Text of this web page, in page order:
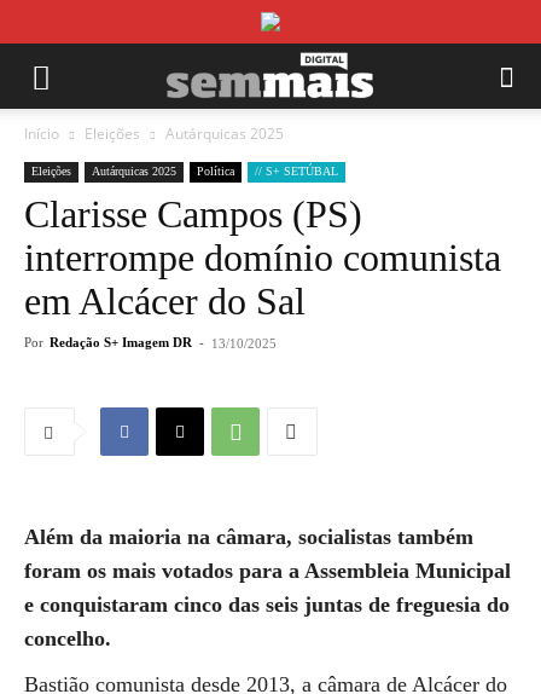
Início Eleições Autárquicas 2025
Eleições Autárquicas 2025 Política // S+ SETÚBAL
Clarisse Campos (PS)
interrompe domínio comunista
em Alcácer do Sal
Por Redação S+ Imagem DR - 13/10/2025
Além da maioria na câmara, socialistas também
foram os mais votados para a Assembleia Municipal
e conquistaram cinco das seis juntas de freguesia do
concelho.
Bastião comunista desde 2013, a câmara de Alcácer do